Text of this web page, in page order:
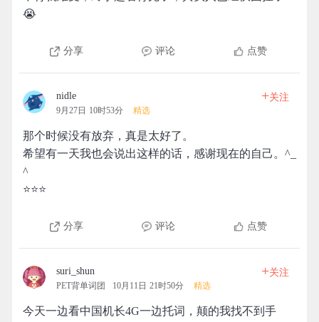
😭
分享 评论 点赞
nidle
9月27日 10时53分 精选
+关注
那个时候没有放弃，真是太好了。
希望有一天我也会说出这样的话，感谢现在的自己。^_
^
⭐⭐⭐
分享 评论 点赞
suri_shun
PET背单词团 10月11日 21时50分 精选
+关注
今天一边看中国机长4G一边托词，颠的我找不到手